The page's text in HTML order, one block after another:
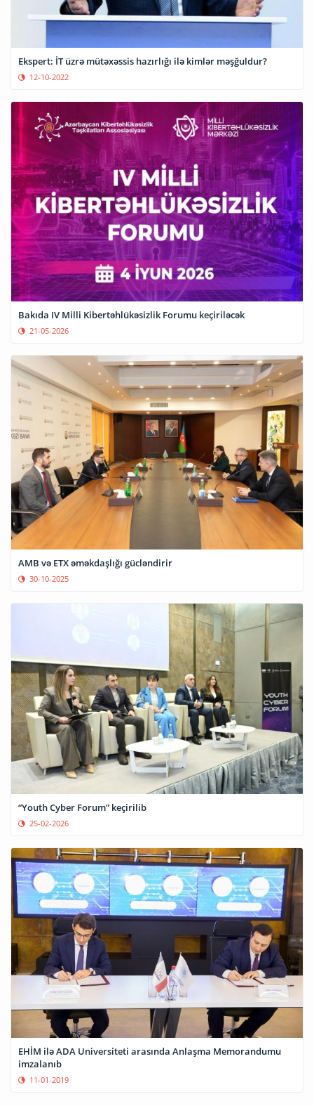
Ekspert: İT üzrə mütəxəssis hazırlığı ilə kimlər məşğuldur?
12-10-2022
Bakıda IV Milli Kibertəhlükəsizlik Forumu keçiriləcək
21-05-2026
AMB və ETX əməkdaşlığı gücləndirir
30-10-2025
“Youth Cyber Forum” keçirilib
25-02-2026
EHİM ilə ADA Universiteti arasında Anlaşma Memorandumu
imzalanıb
11-01-2019